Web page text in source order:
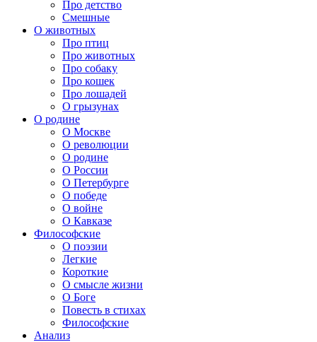
Про детство
Смешные
О животных
Про птиц
Про животных
Про собаку
Про кошек
Про лошадей
О грызунах
О родине
О Москве
О революции
О родине
О России
О Петербурге
О победе
О войне
О Кавказе
Философские
О поэзии
Легкие
Короткие
О смысле жизни
О Боге
Повесть в стихах
Философские
Анализ